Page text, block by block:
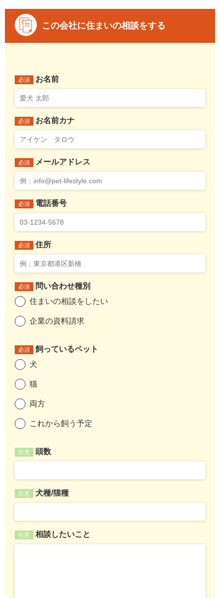
この会社に住まいの相談をする
必須 お名前
必須 お名前カナ
必須 メールアドレス
必須 電話番号
必須 住所
必須
問い合わせ種別
住まいの相談をしたい
企業の資料請求
必須
飼っているペット
犬
猫
両方
これから飼う予定
任意 頭数
任意 犬種/猫種
任意 相談したいこと